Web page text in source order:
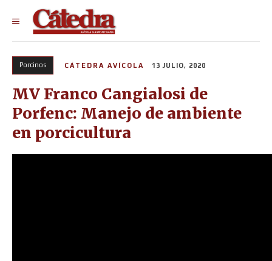
Porcinos CÁTEDRA AVÍCOLA 13 JULIO, 2020
MV Franco Cangialosi de
Porfenc: Manejo de ambiente
en porcicultura